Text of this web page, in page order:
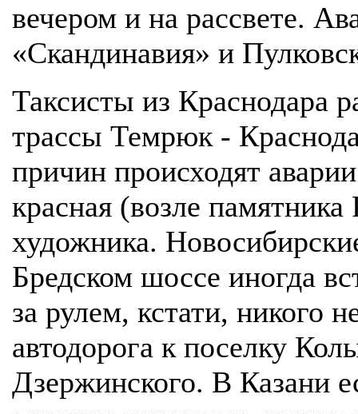
вечером и на рассвете.
«Скандинавия» и
Таксисты из Краснодара
трассы Темрюк -
причин происходят
красная (возле памятника
художника.
Бредском шоссе иногда
за рулем, кстати, никого
автодорога к поселку
Дзержинского. В Казани